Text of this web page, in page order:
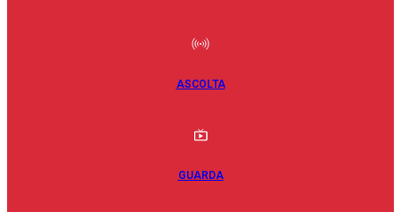
ASCOLTA
GUARDA